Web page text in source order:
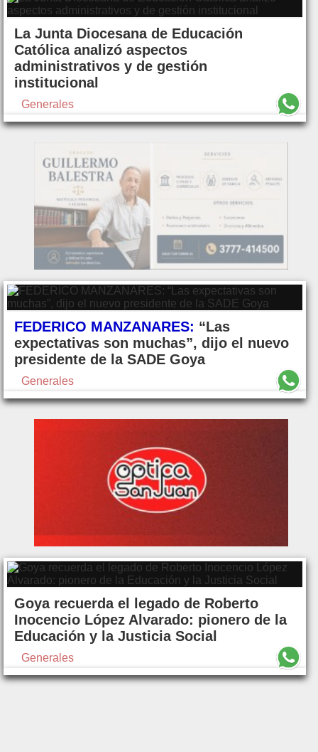
La Junta Diocesana de Educación
Católica analizó aspectos
administrativos y de gestión
institucional
Generales
FEDERICO MANZANARES: “Las
expectativas son muchas”, dijo el nuevo
presidente de la SADE Goya
Generales
Goya recuerda el legado de Roberto
Inocencio López Alvarado: pionero de la
Educación y la Justicia Social
Generales